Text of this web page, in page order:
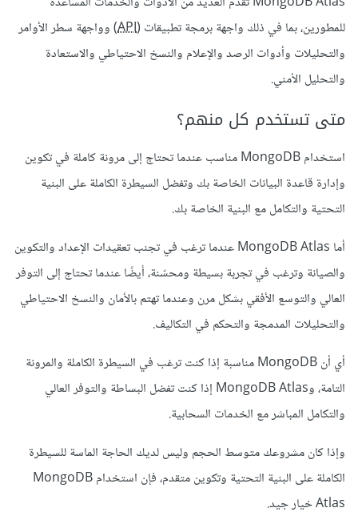
للمطورين، بما في ذلك واجهة برمجة تطبيقات ( API) وواجهة سطر الأوامر
والتحليلات وأدوات الرصد والإعلام والنسخ الاحتياطي والاستعادة
والتحليل الأمني.
متى تستخدم كل منهم؟
استخدام MongoDB مناسب عندما تحتاج إلى مرونة كاملة في تكوين
وإدارة قاعدة البيانات الخاصة بك وتفضل السيطرة الكاملة على البنية
التحتية والتكامل مع البنية الخاصة بك.
أما MongoDB Atlas عندما ترغب في تجنب تعقيدات الإعداد والتكوين
والصيانة وترغب في تجربة بسيطة ومحسّنة، أيضًا عندما تحتاج إلى التوفر
العالي والتوسع الأفقي بشكل مرن وعندما تهتم بالأمان والنسخ الاحتياطي
والتحليلات المدمجة والتحكم في التكاليف.
أي أن MongoDB مناسبة إذا كنت ترغب في السيطرة الكاملة والمرونة
التامة، وMongoDB Atlas إذا كنت تفضل البساطة والتوفر العالي
والتكامل المباشر مع الخدمات السحابية.
وإذا كان مشروعك متوسط الحجم وليس لديك الحاجة الماسة للسيطرة
الكاملة على البنية التحتية وتكوين متقدم، فإن استخدام MongoDB
Atlas خيار جيد.